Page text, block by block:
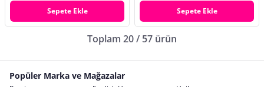
Sepete Ekle Sepete Ekle
Toplam 20 / 57 ürün
Popüler Marka ve Mağazalar